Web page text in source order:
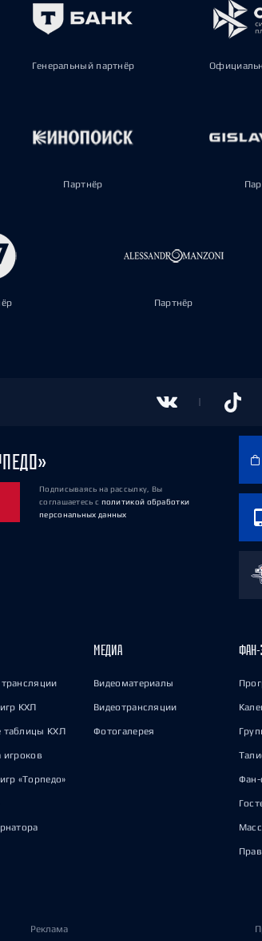
Генеральный партнёр
Партнёр
Партнёр
Подписываясь на рассылку, Вы
соглашаетесь с политикой обработки
персональных данных
КХЛ
таблицы КХЛ
игроков
«Торпедо»
МЕДИА
Видеоматериалы
Видеотрансляции
Фотогалерея
ФАН-
Фан-
Реклама